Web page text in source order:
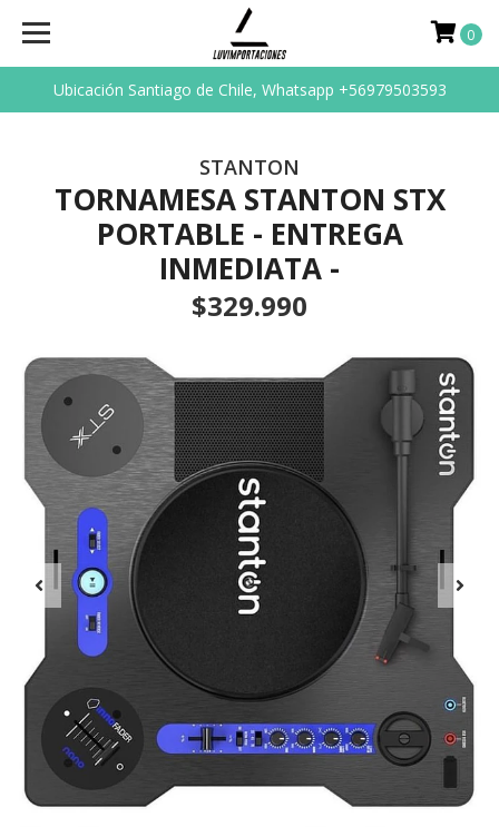
Ubicación Santiago de Chile, Whatsapp +56979503593
0
STANTON
TORNAMESA STANTON STX
PORTABLE - ENTREGA
INMEDIATA -
$329.990